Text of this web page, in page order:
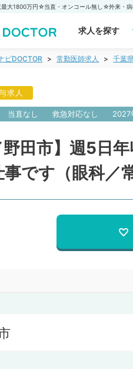
求人を探す
ビDOCTOR 常勤医師求人 千葉県
求人
当直なし 救急対応なし 2027
野田市】週5
です（眼科／常